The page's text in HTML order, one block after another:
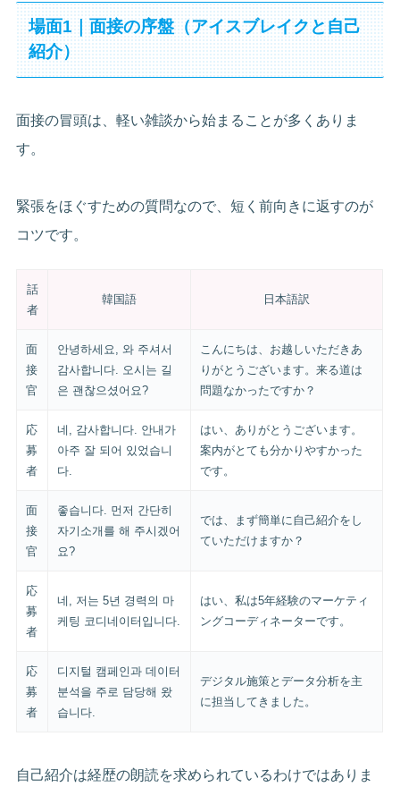
場面1｜面接の序盤（アイスブレイクと自己
紹介）
面接の冒頭は、軽い雑談から始まることが多くありま
す。
緊張をほぐすための質問なので、短く前向きに返すのが
コツです。
話
者
韓国語 日本語訳
面
接
官
안녕하세요, 와 주셔서
감사합니다. 오시는 길
은 괜찮으셨어요?
こんにちは、お越しいただきあ
りがとうございます。来る道は
問題なかったですか？
応
募
者
네, 감사합니다. 안내가
아주 잘 되어 있었습니
다.
はい、ありがとうございます。
案内がとても分かりやすかった
です。
面
接
官
좋습니다. 먼저 간단히
자기소개를 해 주시겠어
요?
では、まず簡単に自己紹介をし
ていただけますか？
応
募
者
네, 저는 5년 경력의 마
케팅 코디네이터입니다.
はい、私は5年経験のマーケティ
ングコーディネーターです。
応
募
者
디지털 캠페인과 데이터
분석을 주로 담당해 왔
습니다.
デジタル施策とデータ分析を主
に担当してきました。
自己紹介は経歴の朗読を求められているわけではありま